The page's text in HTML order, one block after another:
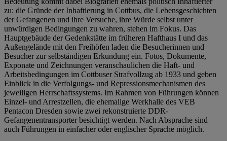
zu: die Gründe der Inhaftierung in Cottbus, die Lebensgeschichten
der Gefangenen und ihre Versuche, ihre Würde selbst unter
unwürdigen Bedingungen zu wahren, stehen im Fokus. Das
Hauptgebäude der Gedenkstätte im früheren Hafthaus I und das
Außengelände mit den Freihöfen laden die Besucherinnen und
Besucher zur selbständigen Erkundung ein. Fotos, Dokumente,
Exponate und Zeichnungen veranschaulichen die Haft- und
Arbeitsbedingungen im Cottbuser Strafvollzug ab 1933 und geben
Einblick in die Verfolgungs- und Repressionsmechanismen des
jeweiligen Herrschaftssystems. Im Rahmen von Führungen können
Einzel- und Arrestzellen, die ehemalige Werkhalle des VEB
Pentacon Dresden sowie zwei rekonstruierte DDR-
Gefangenentransporter besichtigt werden. Nach Absprache sind
auch Führungen in einfacher oder englischer Sprache möglich.